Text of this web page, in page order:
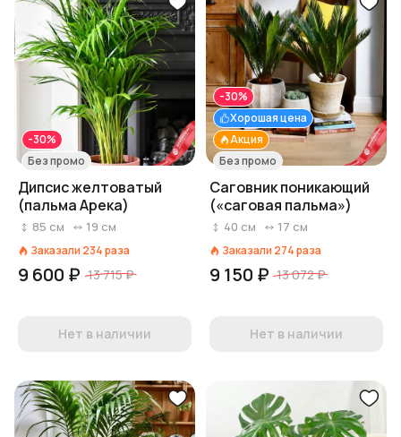
-30%
Без промо
Дипсис желтоватый
(пальма Арека)
85 см 19 см
Заказали 234раза
9 600 ₽ 13 715 ₽
Нет в наличии
Акция
Хорошая цена
-30%
Без промо
Саговник поникающий
(«саговая пальма»)
40 см 17 см
Заказали 274раза
9 150 ₽ 13 072 ₽
Нет в наличии